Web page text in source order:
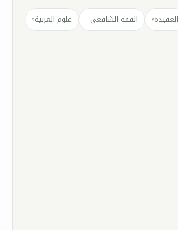
العقيدة٧ الفقه الشافعي١٠ علوم العربية٣